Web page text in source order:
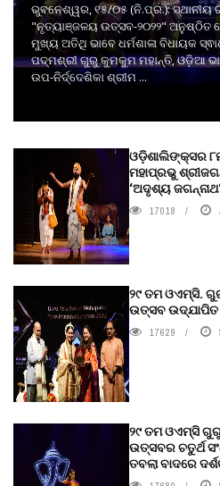
ଭୁବନେଶ୍ୱର, ୧୫/୦୫ (ନି.ପ୍ର.): ସ୍ଥାନୀୟ
"ନୃତ୍ୟାଞ୍ଜଳୟ ଉତ୍ସବ-୨୦୨୨" ଅନୁଷ୍ଠିତ
ମୁଖ୍ୟ ଅତିଥି ଭାବେ ଧର୍ମଶାଳା ବିଧାୟକ
ପଦ୍ମଶ୍ରୀ ଗୁରୁ କୁମକୁମ ମହାନ୍ତି, ଓଡ଼ିଆ
ଉପ-ନିର୍ଦ୍ଦେଶିକା ଶ୍ରୀମ ...
ଓଡ଼ିଶାଲିଙ୍କ୍ସର
ମହାପ୍ରଭୁ
‘ଅଦୃଶ୍ୟ
17018
୨୯ ତମ ଓଏମ୍‌ସି.
ଉତ୍ସବ ଉଦ୍‍ଯାପିତ
17629
୨୯ ତମ ଓଏମ୍‌ସି
ଉତ୍ସବର ଚତୁର୍ଥ
ତବଲା ବାଦରେ